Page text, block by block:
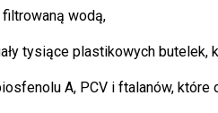
wodą,
tysiące plastikowych
A, PCV i ftalanów, które